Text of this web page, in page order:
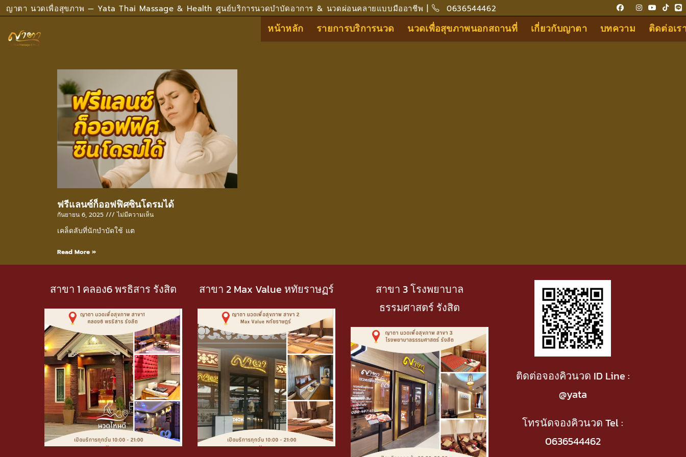
ญาตา นวดเพื่อสุขภาพ — Yata Thai Massage & Health ศูนย์บริการนวดบำบัดอาการ & นวดผ่อนคลายแบบมืออาชีพ | 0636544462
หน้าหลัก รายการบริการนวด นวดเพื่อสุขภาพนอกสถานที่ เกี่ยวกับญาตา บทความ ติดต่อเร
ฟรีแลนซ์ก็ออฟฟิศซินโดรมได้
กันยายน 6, 2025 ไม่มีความเห็น
เคล็ดลับที่นักบำบัดใช้ แต
Read More »
สาขา 1 คลอง6 พรธิสาร รังสิต สาขา 2 Max Value หทัยราษฏร์
สาขา 3 โรงพยาบาล
ธรรมศาสตร์ รังสิต
ติดต่อจองคิวนวด ID Line :
@yata
โทรนัดจองคิวนวด Tel :
0636544462